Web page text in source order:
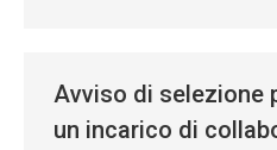
Avviso di selezione
un incarico di